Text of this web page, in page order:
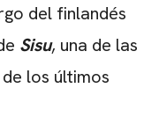
del finlandés
Sisu, una de las
los últimos